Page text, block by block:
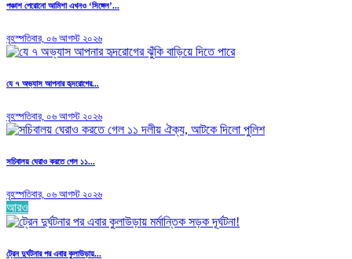
পঞ্চাশ পেরোনো আমিশা এখনও ‘সিঙ্গেল’...
বৃহস্পতিবার, ০৬ আগস্ট ২০২৬
যে ৭ অভ্যাস আপনার হৃদরোগের...
বৃহস্পতিবার, ০৬ আগস্ট ২০২৬
সচিবালয় ঘেরাও করতে গেল ১১...
বৃহস্পতিবার, ০৬ আগস্ট ২০২৬
আরও
ট্রেন দুর্ঘটনার পর এবার কুলাউড়ায়...